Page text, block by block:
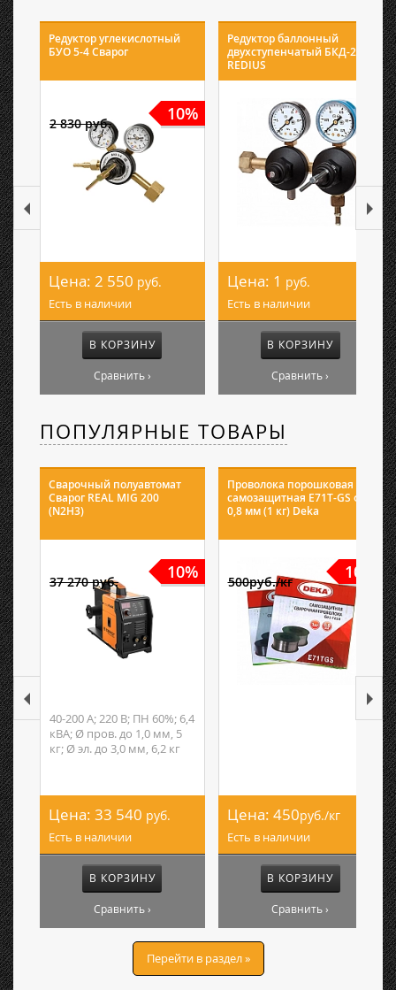
Редуктор углекислотный
БУО 5-4 Сварог
10%
2 830 руб.
Цена: 2 550 руб.
Есть в наличии
В КОРЗИНУ
Сравнить ›
Редуктор баллонный
двухступенчатый БКД-25
REDIUS
Цена: 1 руб.
Есть в наличии
В КОРЗИНУ
Сравнить ›
ПОПУЛЯРНЫЕ ТОВАРЫ
Сварочный полуавтомат
Сварог REAL MIG 200
(N2H3)
10%
37 270 руб.
40-200 А; 220 В; ПН 60%; 6,4
кВА; Ø пров. до 1,0 мм, 5
кг; Ø эл. до 3,0 мм, 6,2 кг
Цена: 33 540 руб.
Есть в наличии
В КОРЗИНУ
Сравнить ›
Проволока порошковая
самозащитная E71T-GS ф
0,8 мм (1 кг) Deka
10%
500руб./кг
Цена: 450руб./кг
Есть в наличии
В КОРЗИНУ
Сравнить ›
Перейти в раздел »